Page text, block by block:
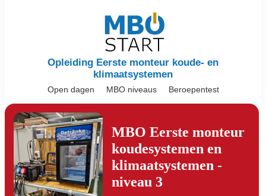
Opleiding Eerste monteur koude- en
klimaatsystemen
Open dagen MBO niveaus Beroepentest
MBO Eerste monteur
koudesystemen en
klimaatsystemen -
niveau 3